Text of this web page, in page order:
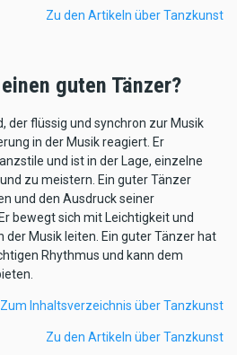
Zu den Artikeln über Tanzkunst
guten Tänzer?
der flüssig und synchron zur Musik
in der Musik reagiert. Er
und ist in der Lage, einzelne
zu meistern. Ein guter Tänzer
und den Ausdruck seiner
bewegt sich mit Leichtigkeit und
der Musik leiten. Ein guter Tänzer hat
Rhythmus und kann dem
Zum Inhaltsverzeichnis über Tanzkunst
Zu den Artikeln über Tanzkunst